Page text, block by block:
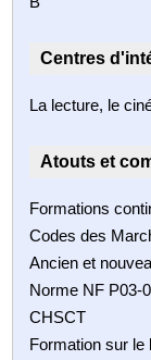
Centres
La lecture, le
Atouts et
Formations
Codes des
Ancien et
Norme NF P03-
CHSCT
Formation sur